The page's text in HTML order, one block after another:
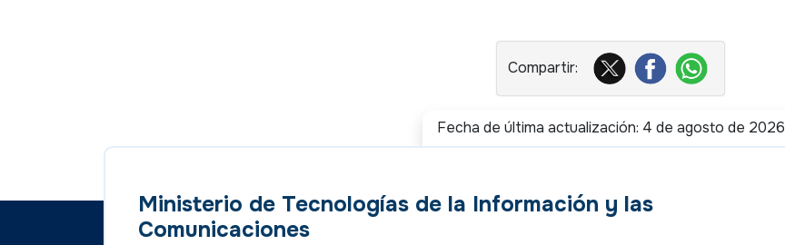
Fecha de última actualización: 4 de agosto de 2026
Ministerio de Tecnologías de la Información y las
Comunicaciones